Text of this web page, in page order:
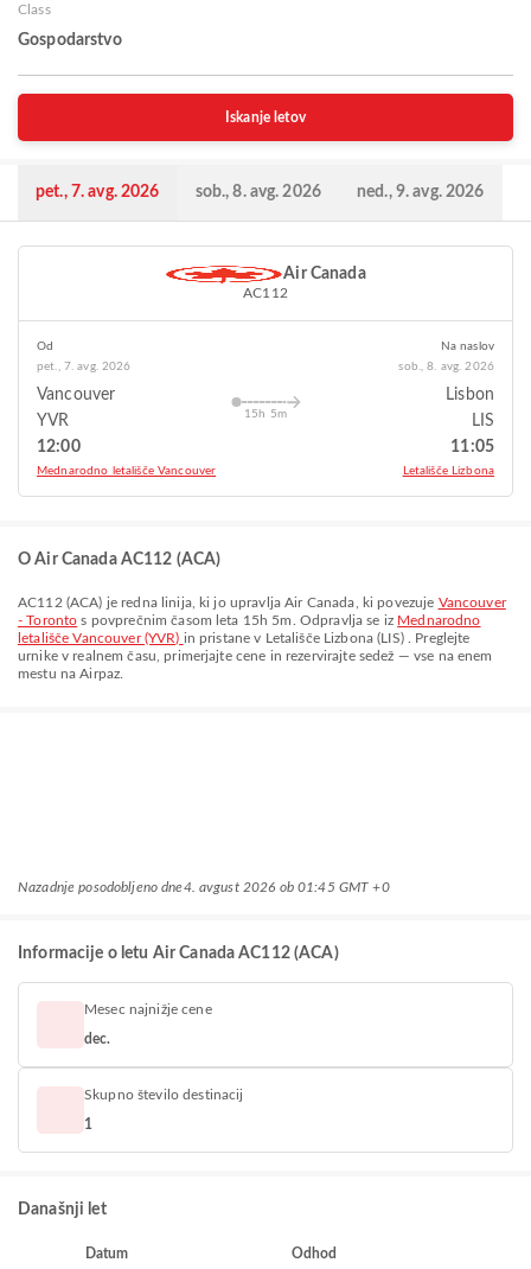
Class
Gospodarstvo
Iskanje letov
pet., 7. avg. 2026 sob., 8. avg. 2026 ned., 9. avg. 2026
Air Canada
AC112
Od
pet., 7. avg. 2026
Vancouver
YVR
12:00
Mednarodno letališče Vancouver
15h 5m
Na naslov
sob., 8. avg. 2026
Lisbon
LIS
11:05
Letališče Lizbona
O Air Canada AC112 (ACA)
AC112 (ACA) je redna linija, ki jo upravljaAir Canada , ki povezuje Vancouver
- Toronto s povprečnim časom leta 15h 5m . Odpravlja se iz Mednarodno
letališče Vancouver (YVR) in pristane v Letališče Lizbona (LIS)
. Preglejte
urnike v realnem času, primerjajte cene in rezervirajte sedež — vse na enem
mestu na Airpaz.
Nazadnje posodobljeno dne4. avgust 2026 ob 01:45 GMT +0
Informacije o letu Air Canada AC112 (ACA)
Mesec najnižje cene
dec.
Skupno število destinacij
1
Današnji let
Datum Odhod